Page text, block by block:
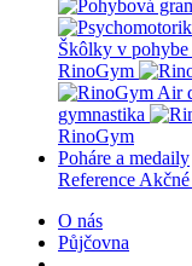
Škôlky v pohybe
RinoGym
gymnastika
RinoGym
Poháre a medaily
Reference
O nás
Půjčovna